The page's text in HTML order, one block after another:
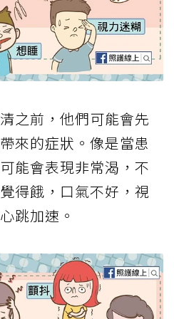
之前，他們可能會先
來的症狀。像是當患
能會表現非常渴，不
得餓，口氣不好，視
跳加速。